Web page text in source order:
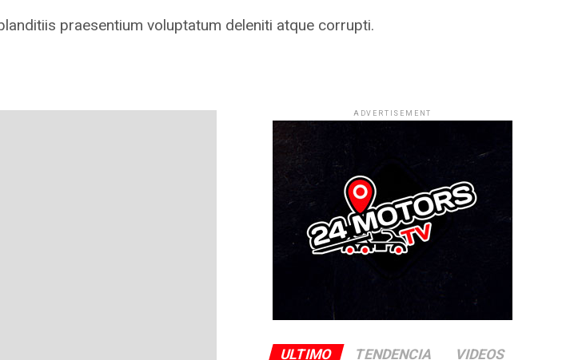
praesentium voluptatum deleniti atque corrupti.
ADVERTISEMENT
ULTIMO TENDENCIA VIDEOS